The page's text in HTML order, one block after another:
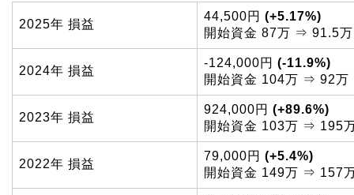
2025年 損益
44,500円 (+5.17%)
開始資金 87万 ⇒ 91.5万
2024年 損益
-124,000円 (-11.9%)
開始資金 104万 ⇒ 92万
2023年 損益
924,000円 (+89.6%)
開始資金 103万 ⇒ 195
2022年 損益
79,000円 (+5.4%)
開始資金 149万 ⇒ 157